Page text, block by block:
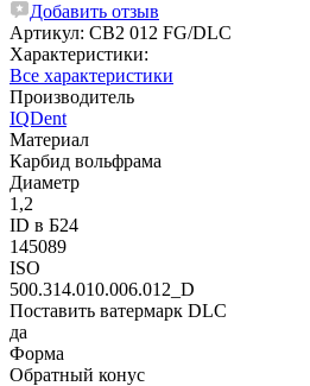
Добавить отзыв
Артикул: CB2 012 FG/DLC
Характеристики:
Все характеристики
Производитель
IQDent
Материал
Карбид вольфрама
Диаметр
1,2
ID в Б24
145089
ISO
500.314.010.006.012_D
Поставить ватермарк DLC
да
Форма
Обратный конус